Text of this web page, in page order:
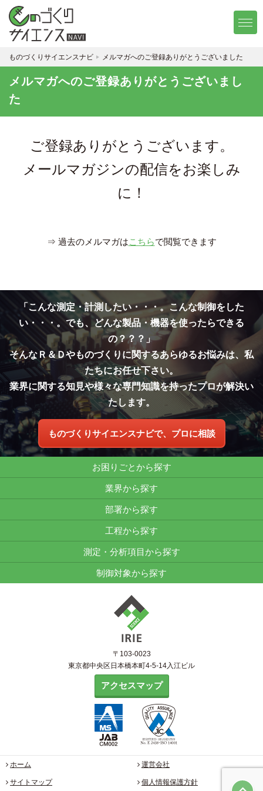
ものづくりサイエンスナビ メルマガへのご登録ありがとうございました
メルマガへのご登録ありがとうございまし
た
ご登録ありがとうございます。
メールマガジンの配信をお楽しみ
に！
⇒ 過去のメルマガはこちらで閲覧できます
「こんな測定・計測したい・・・。こんな制御をした
い・・・。でも、どんな製品・機器を使ったらできる
の？？？」
そんなＲ＆Ｄやものづくりに関するあらゆるお悩みは、私
たちにお任せ下さい。
業界に関する知見や様々な専門知識を持ったプロが解決い
たします。
ものづくりサイエンスナビで、プロに相談
お困りごとから探す
業界から探す
部署から探す
工程から探す
測定・分析項目から探す
制御対象から探す
〒103-0023
東京都中央区日本橋本町4-5-14入江ビル
アクセスマップ
ホーム 運営会社
サイトマップ 個人情報保護方針